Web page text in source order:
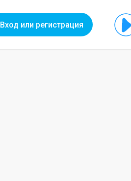
Вход или регистрация